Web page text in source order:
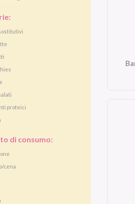
proteici
di consumo:
cena